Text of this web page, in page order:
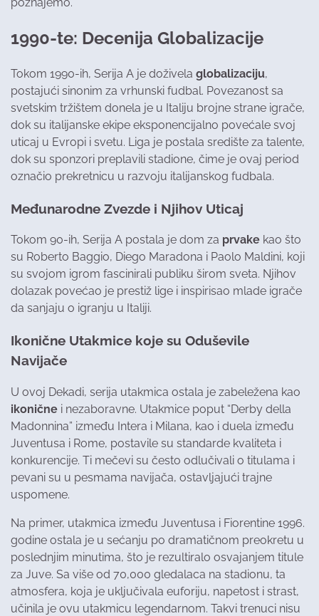
1990-te: Decenija Globalizacije
Tokom 1990-ih, Serija A je doživela globalizaciju,
postajući sinonim za vrhunski fudbal. Povezanost sa
svetskim tržištem donela je u Italiju brojne strane igrače,
dok su italijanske ekipe eksponencijalno povećale svoj
uticaj u Evropi i svetu. Liga je postala središte za talente,
dok su sponzori preplavili stadione, čime je ovaj period
označio prekretnicu u razvoju italijanskog fudbala.
Međunarodne Zvezde i Njihov Uticaj
Tokom 90-ih, Serija A postala je dom za prvake kao što
su Roberto Baggio, Diego Maradona i Paolo Maldini, koji
su svojom igrom fascinirali publiku širom sveta. Njihov
dolazak povećao je prestiž lige i inspirisao mlade igrače
da sanjaju o igranju u Italiji.
Ikonične Utakmice koje su Oduševile
Navijače
U ovoj Dekadi, serija utakmica ostala je zabeležena kao
ikonične i nezaboravne. Utakmice poput “Derby della
Madonnina” između Intera i Milana, kao i duela između
Juventusa i Rome, postavile su standarde kvaliteta i
konkurencije. Ti mečevi su često odlučivali o titulama i
pevani su u pesmama navijača, ostavljajući trajne
uspomene.
Na primer, utakmica između Juventusa i Fiorentine 1996.
godine ostala je u sećanju po dramatičnom preokretu u
poslednjim minutima, što je rezultiralo osvajanjem titule
za Juve. Sa više od 70,000 gledalaca na stadionu, ta
atmosfera, koja je uključivala euforiju, napetost i strast,
učinila je ovu utakmicu legendarnom. Takvi trenuci nisu